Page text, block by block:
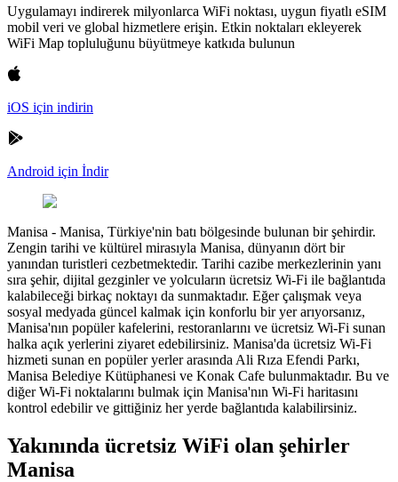
Uygulamayı indirerek milyonlarca WiFi noktası, uygun fiyatlı eSIM
mobil veri ve global hizmetlere erişin. Etkin noktaları ekleyerek
WiFi Map topluluğunu büyütmeye katkıda bulunun
iOS için indirin
Android için İndir
Manisa - Manisa, Türkiye'nin batı bölgesinde bulunan bir şehirdir.
Zengin tarihi ve kültürel mirasıyla Manisa, dünyanın dört bir
yanından turistleri cezbetmektedir. Tarihi cazibe merkezlerinin yanı
sıra şehir, dijital gezginler ve yolcuların ücretsiz Wi-Fi ile bağlantıda
kalabileceği birkaç noktayı da sunmaktadır. Eğer çalışmak veya
sosyal medyada güncel kalmak için konforlu bir yer arıyorsanız,
Manisa'nın popüler kafelerini, restoranlarını ve ücretsiz Wi-Fi sunan
halka açık yerlerini ziyaret edebilirsiniz. Manisa'da ücretsiz Wi-Fi
hizmeti sunan en popüler yerler arasında Ali Rıza Efendi Parkı,
Manisa Belediye Kütüphanesi ve Konak Cafe bulunmaktadır. Bu ve
diğer Wi-Fi noktalarını bulmak için Manisa'nın Wi-Fi haritasını
kontrol edebilir ve gittiğiniz her yerde bağlantıda kalabilirsiniz.
Yakınında ücretsiz WiFi olan şehirler
Manisa